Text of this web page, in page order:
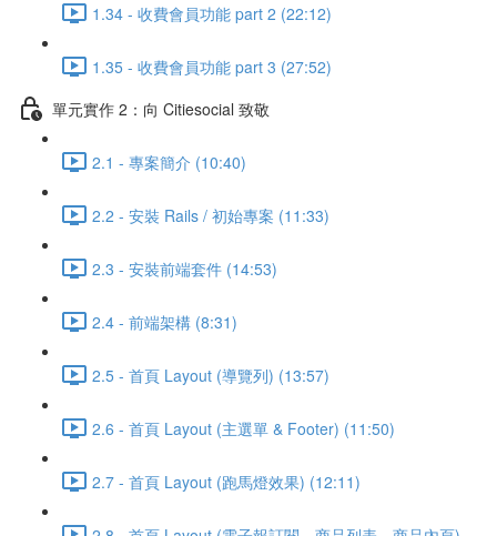
1.34 - 收費會員功能 part 2 (22:12)
1.35 - 收費會員功能 part 3 (27:52)
單元實作 2：向 Citiesocial 致敬
2.1 - 專案簡介 (10:40)
2.2 - 安裝 Rails / 初始專案 (11:33)
2.3 - 安裝前端套件 (14:53)
2.4 - 前端架構 (8:31)
2.5 - 首頁 Layout (導覽列) (13:57)
2.6 - 首頁 Layout (主選單 & Footer) (11:50)
2.7 - 首頁 Layout (跑馬燈效果) (12:11)